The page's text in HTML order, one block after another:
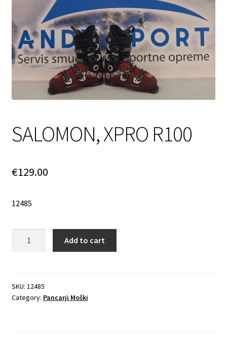
Login Customizer
My account
Pravilnik o zasebnosti
SPLETNA PRODAJA
SALOMON, XPRO R100
€129.00
12485
Add to cart
SKU: 12485
Category: Pancarji Moški